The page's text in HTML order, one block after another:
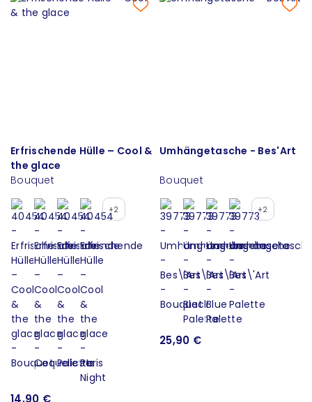
Erfrischende Hülle – Cool &
the glace
Bouquet
+2
14,90 €
Umhängetasche - Bes'Art
Bouquet
+2
25,90 €